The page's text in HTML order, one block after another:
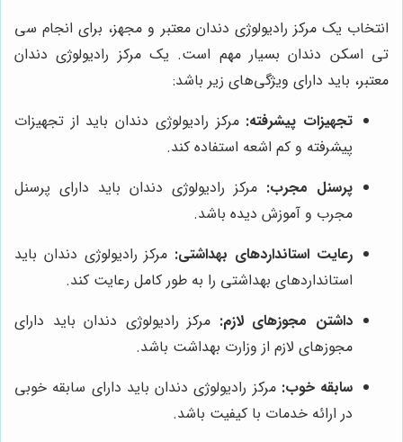
انتخاب یک مرکز رادیولوژی دندان معتبر و مجهز، برای انجام سی
تی اسکن دندان بسیار مهم است. یک مرکز رادیولوژی دندان
معتبر، باید دارای ویژگی‌های زیر باشد:
تجهیزات پیشرفته: مرکز رادیولوژی دندان باید از تجهیزات
پیشرفته و کم اشعه استفاده کند.
پرسنل مجرب: مرکز رادیولوژی دندان باید دارای پرسنل
مجرب و آموزش دیده باشد.
رعایت استانداردهای بهداشتی: مرکز رادیولوژی دندان باید
استانداردهای بهداشتی را به طور کامل رعایت کند.
داشتن مجوزهای لازم: مرکز رادیولوژی دندان باید دارای
مجوزهای لازم از وزارت بهداشت باشد.
سابقه خوب: مرکز رادیولوژی دندان باید دارای سابقه خوبی
در ارائه خدمات با کیفیت باشد.